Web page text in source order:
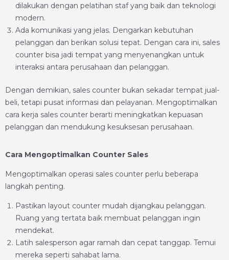
dilakukan dengan pelatihan staf yang baik dan teknologi
modern.
Ada komunikasi yang jelas. Dengarkan kebutuhan
pelanggan dan berikan solusi tepat. Dengan cara ini, sales
counter bisa jadi tempat yang menyenangkan untuk
interaksi antara perusahaan dan pelanggan.
Dengan demikian, sales counter bukan sekadar tempat jual-
beli, tetapi pusat informasi dan pelayanan. Mengoptimalkan
cara kerja sales counter berarti meningkatkan kepuasan
pelanggan dan mendukung kesuksesan perusahaan.
Cara Mengoptimalkan Counter Sales
Mengoptimalkan operasi sales counter perlu beberapa
langkah penting.
Pastikan layout counter mudah dijangkau pelanggan.
Ruang yang tertata baik membuat pelanggan ingin
mendekat.
Latih salesperson agar ramah dan cepat tanggap. Temui
mereka seperti sahabat lama.